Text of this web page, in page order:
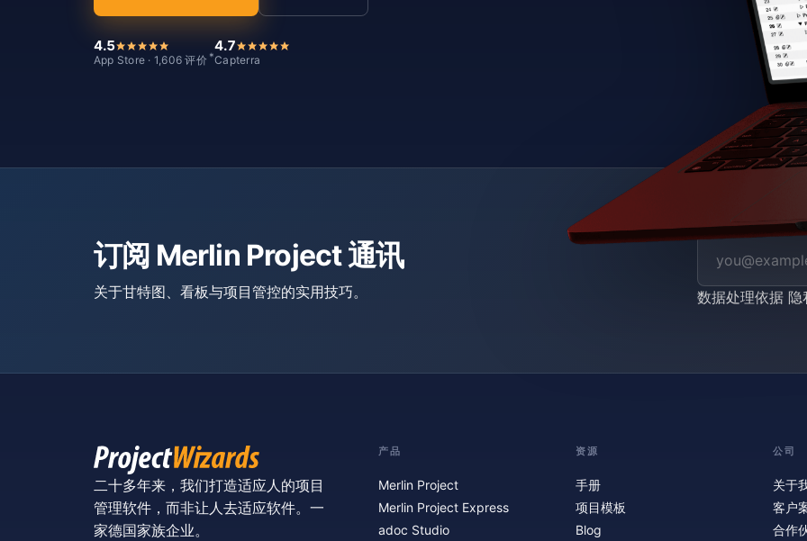
4.5
App Store · 1,606 评价 *
4.7
Capterra
订阅 Merlin Project 通讯
关于甘特图、看板与项目管控的实用技巧。 数据处理依据 隐
二十多年来，我们打造适应人的项目
管理软件，而非让人去适应软件。一
家德国家族企业。
产品
Merlin Project
Merlin Project Express
adoc Studio
资源
手册
项目模板
Blog
公司
关于
客户
合作